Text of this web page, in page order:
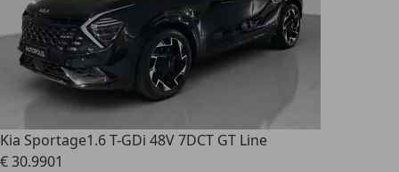
Kia Sportage1.6 T-GDi 48V 7DCT GT Line
€ 30.9901